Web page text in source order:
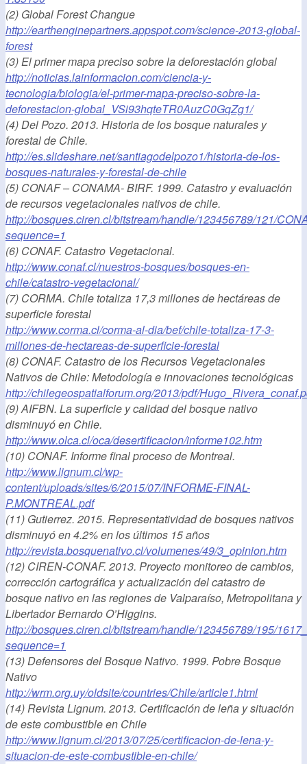
(2) Global Forest Changue
http://earthenginepartners.appspot.com/science-2013-global-
forest
(3) El primer mapa preciso sobre la deforestación global
http://noticias.lainformacion.com/ciencia-y-
tecnologia/biologia/el-primer-mapa-preciso-sobre-la-
deforestacion-global_VSi93hqteTR0AuzC0GqZg1/
(4) Del Pozo. 2013. Historia de los bosque naturales y
forestal de Chile.
http://es.slideshare.net/santiagodelpozo1/historia-de-los-
bosques-naturales-y-forestal-de-chile
(5) CONAF – CONAMA- BIRF. 1999. Catastro y evaluación
de recursos vegetacionales nativos de chile.
http://bosques.ciren.cl/bitstream/handle/123456789/121/
sequence=1
(6) CONAF. Catastro Vegetacional.
http://www.conaf.cl/nuestros-bosques/bosques-en-
chile/catastro-vegetacional/
(7) CORMA. Chile totaliza 17,3 millones de hectáreas de
superficie forestal
http://www.corma.cl/corma-al-dia/bef/chile-totaliza-17-3-
millones-de-hectareas-de-superficie-forestal
(8) CONAF. Catastro de los Recursos Vegetacionales
Nativos de Chile: Metodología e innovaciones tecnológicas
http://chilegeospatialforum.org/2013/pdf/
(9) AIFBN. La superficie y calidad del bosque nativo
disminuyó en Chile.
http://www.olca.cl/oca/desertificacion/informe102.htm
(10) CONAF. Informe final proceso de Montreal.
http://www.lignum.cl/wp-
content/uploads/sites/6/2015/07/INFORME-FINAL-
P.MONTREAL.pdf
(11) Gutierrez. 2015. Representatividad de bosques nativos
disminuyó en 4.2% en los últimos 15 años
http://revista.bosquenativo.cl/volumenes/49/3_opinion.htm
(12) CIREN-CONAF. 2013. Proyecto monitoreo de cambios,
corrección cartográfica y actualización del catastro de
bosque nativo en las regiones de Valparaíso, Metropolitana y
Libertador Bernardo O’Higgins.
http://bosques.ciren.cl/bitstream/handle/123456789/195/
sequence=1
(13) Defensores del Bosque Nativo. 1999. Pobre Bosque
Nativo
http://wrm.org.uy/oldsite/countries/Chile/article1.html
(14) Revista Lignum. 2013. Certificación de leña y situación
de este combustible en Chile
http://www.lignum.cl/2013/07/25/certificacion-de-lena-y-
situacion-de-este-combustible-en-chile/